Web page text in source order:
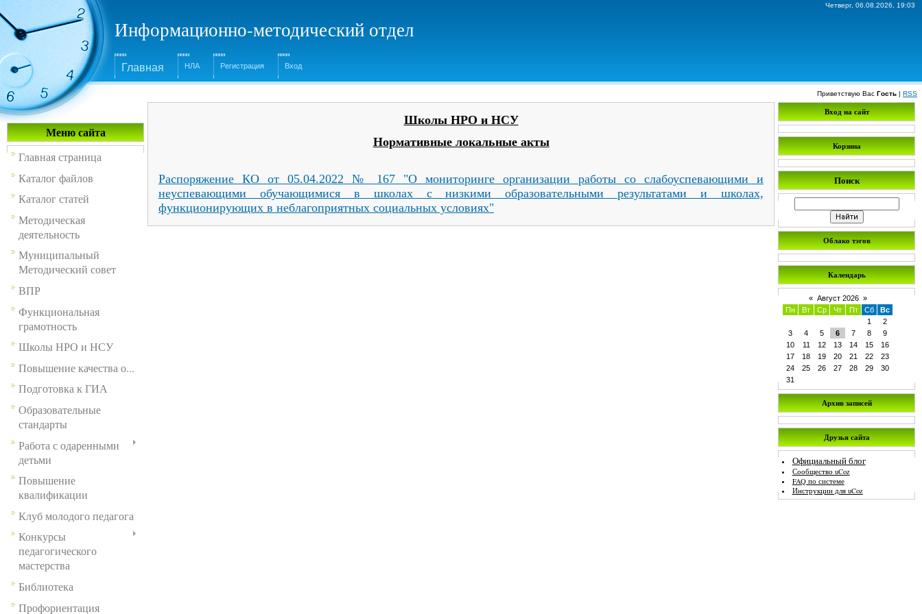
Четверг, 06.08.2026, 19:03
Информационно-методический отдел
Главная НЛА Регистрация Вход
Приветствую Вас Гость | RSS
Меню сайта
Главная страница
Каталог файлов
Каталог статей
Методическая
деятельность
Муниципальный
Методический совет
ВПР
Функциональная
грамотность
Школы НРО и НСУ
Повышение качества о...
Подготовка к ГИА
Образовательные
стандарты
Работа с одаренными
детьми
Повышение
квалификации
Клуб молодого педагога
Конкурсы
педагогического
мастерства
Библиотека
Профориентация
Школы НРО и НСУ
Нормативные локальные акты
Распоряжение КО от 05.04.2022 № 167 "О мониторинге организации работы со слабоуспевающими и
неуспевающими обучающимися в школах с низкими образовательными результатами и школах,
функционирующих в неблагоприятных социальных условиях"
Вход на сайт
Корзина
Поиск
Облако тэгов
Календарь
« Август 2026 »
Пн
Вт Ср Чт Пт Сб
Вс
1
2
3
4 5 6 7 8
9
10
11 12 13 14 15
16
17
18 19 20 21 22
23
24
25 26 27 28 29
30
31
Архив записей
Друзья сайта
Официальный блог
Сообщество uCoz
FAQ по системе
Инструкции для uCoz